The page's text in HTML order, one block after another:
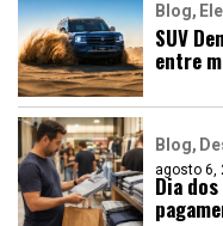
Blog
SUV
entre
Blog
agosto 6,
Dia